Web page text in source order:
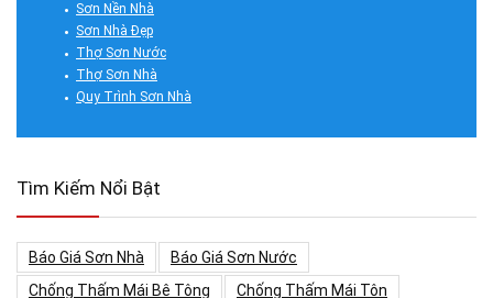
Sơn Nền Nhà
Sơn Nhà Đẹp
Thợ Sơn Nước
Thợ Sơn Nhà
Quy Trình Sơn Nhà
Tìm Kiếm Nổi Bật
Báo Giá Sơn Nhà
Báo Giá Sơn Nước
Chống Thấm Mái Bê Tông
Chống Thấm Mái Tôn